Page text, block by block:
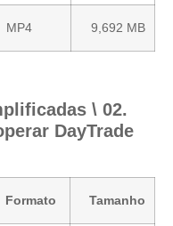
MP4 9,692 MB
\ 02.
DayTrade
Formato Tamanho